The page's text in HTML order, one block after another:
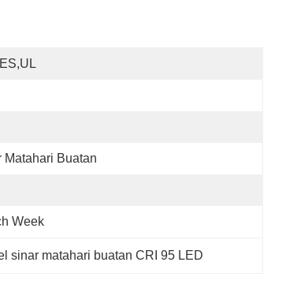
Matahari Buatan
Week
sinar matahari buatan CRI 95 LED